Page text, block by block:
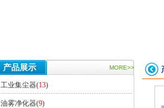
产品展示 MORE>>
工业集尘器(13)
油雾净化器(9)